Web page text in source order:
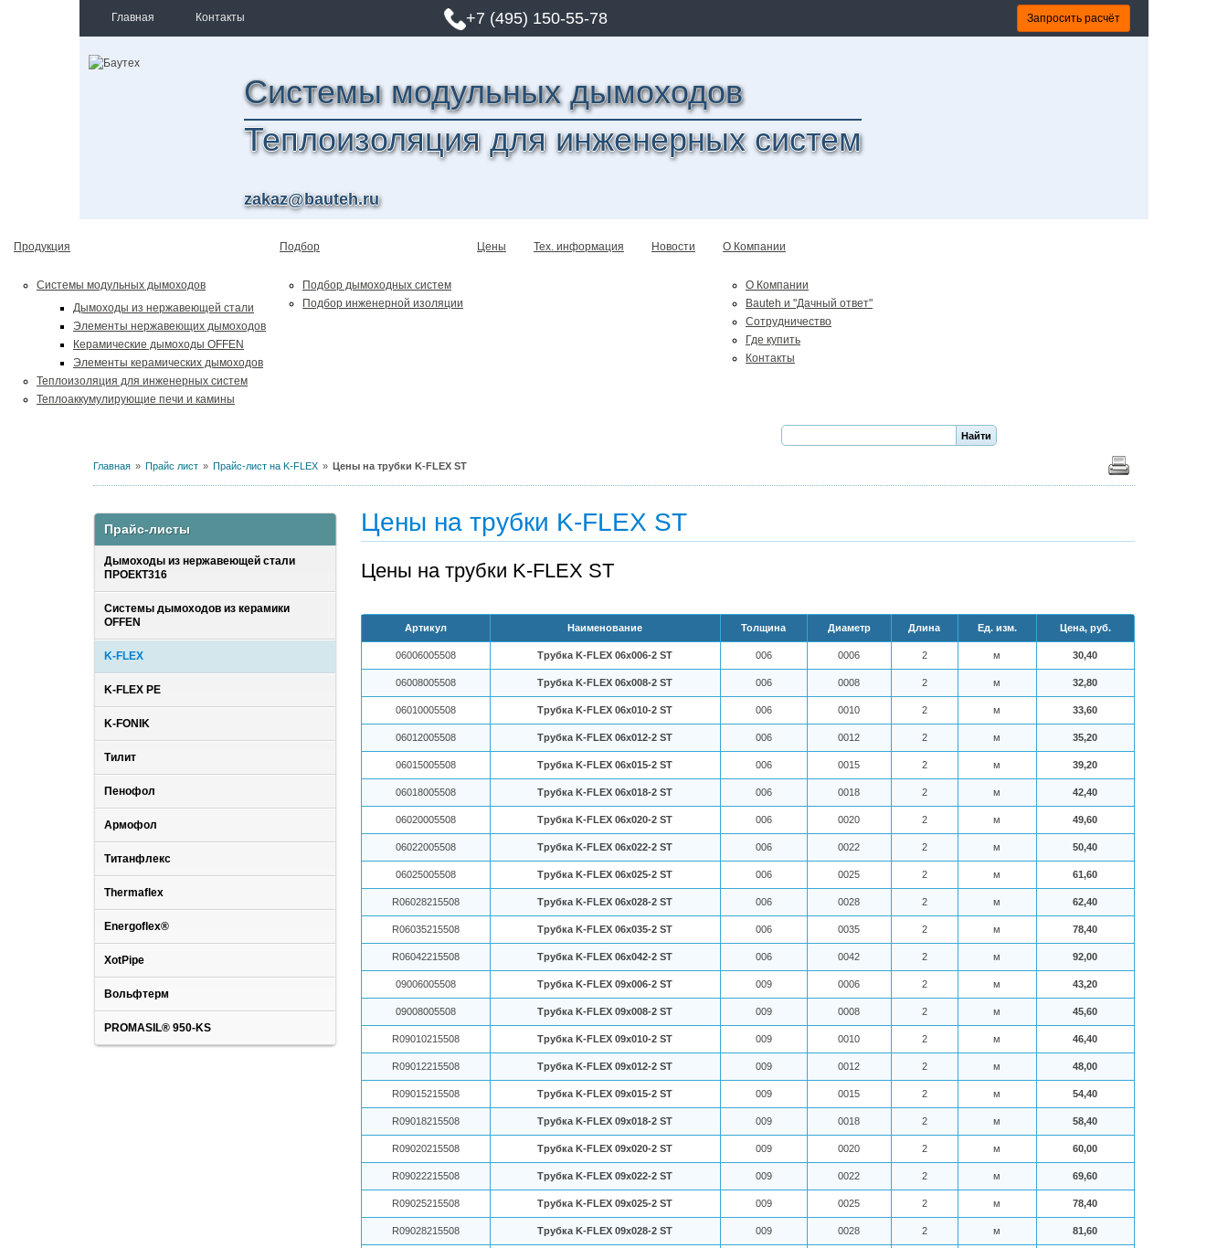
Главная Контакты +7 (495) 150-55-78 Запросить расчёт
Системы модульных дымоходов
Теплоизоляция для инженерных систем
zakaz@bauteh.ru
Продукция
Системы модульных дымоходов
Дымоходы из нержавеющей стали
Элементы нержавеющих дымоходов
Керамические дымоходы OFFEN
Элементы керамических дымоходов
Теплоизоляция для инженерных систем
Теплоаккумулирующие печи и камины
Подбор
Подбор дымоходных систем
Подбор инженерной изоляции
Цены Тех. информация Новости О Компании
О Компании
Bauteh и "Дачный ответ"
Сотрудничество
Где купить
Контакты
Главная Прайс лист Прайс-лист на K-FLEX Цены на трубки K-FLEX ST
Прайс-листы
Дымоходы из нержавеющей стали
ПРОЕКТ316
Системы дымоходов из керамики
OFFEN
K-FLEX
K-FLEX PE
K-FONIK
Тилит
Пенофол
Армофол
Титанфлекс
Thermaflex
Energoflex®
XotPipe
Вольфтерм
PROMASIL® 950-KS
Цены на трубки K-FLEX ST
Цены на трубки K-FLEX ST
Артикул Наименование Толщина Диаметр Длина Ед. изм. Цена, руб.
06006005508 Трубка K-FLEX 06x006-2 ST 006 0006 2 м 30,40
06008005508 Трубка K-FLEX 06x008-2 ST 006 0008 2 м 32,80
06010005508 Трубка K-FLEX 06x010-2 ST 006 0010 2 м 33,60
06012005508 Трубка K-FLEX 06x012-2 ST 006 0012 2 м 35,20
06015005508 Трубка K-FLEX 06x015-2 ST 006 0015 2 м 39,20
06018005508 Трубка K-FLEX 06x018-2 ST 006 0018 2 м 42,40
06020005508 Трубка K-FLEX 06x020-2 ST 006 0020 2 м 49,60
06022005508 Трубка K-FLEX 06x022-2 ST 006 0022 2 м 50,40
06025005508 Трубка K-FLEX 06x025-2 ST 006 0025 2 м 61,60
R06028215508 Трубка K-FLEX 06x028-2 ST 006 0028 2 м 62,40
R06035215508 Трубка K-FLEX 06x035-2 ST 006 0035 2 м 78,40
R06042215508 Трубка K-FLEX 06x042-2 ST 006 0042 2 м 92,00
09006005508 Трубка K-FLEX 09x006-2 ST 009 0006 2 м 43,20
09008005508 Трубка K-FLEX 09x008-2 ST 009 0008 2 м 45,60
R09010215508 Трубка K-FLEX 09x010-2 ST 009 0010 2 м 46,40
R09012215508 Трубка K-FLEX 09x012-2 ST 009 0012 2 м 48,00
R09015215508 Трубка K-FLEX 09x015-2 ST 009 0015 2 м 54,40
R09018215508 Трубка K-FLEX 09x018-2 ST 009 0018 2 м 58,40
R09020215508 Трубка K-FLEX 09x020-2 ST 009 0020 2 м 60,00
R09022215508 Трубка K-FLEX 09x022-2 ST 009 0022 2 м 69,60
R09025215508 Трубка K-FLEX 09x025-2 ST 009 0025 2 м 78,40
R09028215508 Трубка K-FLEX 09x028-2 ST 009 0028 2 м 81,60